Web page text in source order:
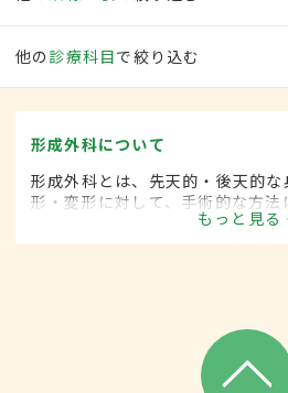
他の 診療科目で絞り込む
形成外科について
形成外科とは、先天的・後天的
形・変形に対して、手術的な方
もっと見る